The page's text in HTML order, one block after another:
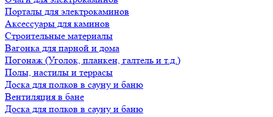
Порталы для электрокаминов
Аксессуары для каминов
Строительные материалы
Вагонка для парной и дома
Погонаж (Уголок, планкен, галтель и т.д.)
Полы, настилы и террасы
Доска для полков в сауну и баню
Вентиляция в бане
Доска для полков в сауну и баню